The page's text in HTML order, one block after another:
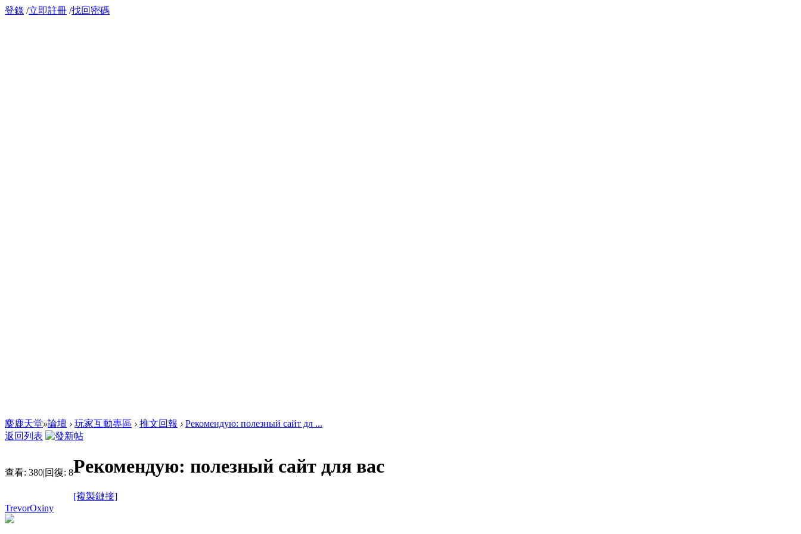
登錄 /立即註冊 /找回密碼
麋鹿天堂»論壇 › 玩家互動專區 › 推文回報 › Рекомендую: полезный сайт дл ...
返回列表
查看: 380|回復: 8Рекомендую: полезный сайт для вас
[複製鏈接]
TrevorOxiny